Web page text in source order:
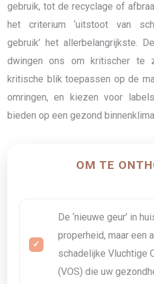
gebruik, tot de recyclage of
het criterium ‘uitstoot van
gebruik’ het allerbelangrijkste.
dwingen ons om kritischer te
kritische blik toepassen op de
omringen, en kiezen voor
bieden op een gezond
OM TE
De ‘nieuwe geur’ in
properheid, maar een
schadelijke Vluchtige
(VOS) die uw